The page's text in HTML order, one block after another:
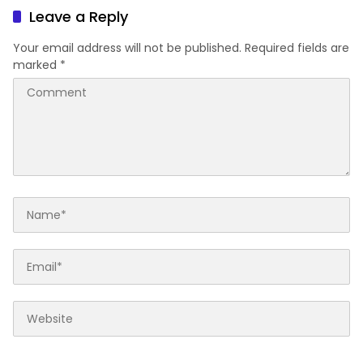
Leave a Reply
Your email address will not be published. Required fields are
marked *